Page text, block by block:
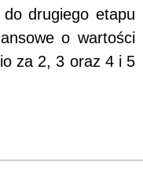
do drugiego etapu
o wartości
za 2, 3 oraz 4 i 5